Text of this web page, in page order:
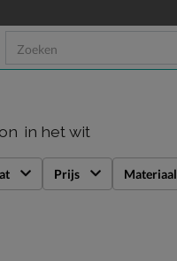
in het wit
Prijs Materiaal